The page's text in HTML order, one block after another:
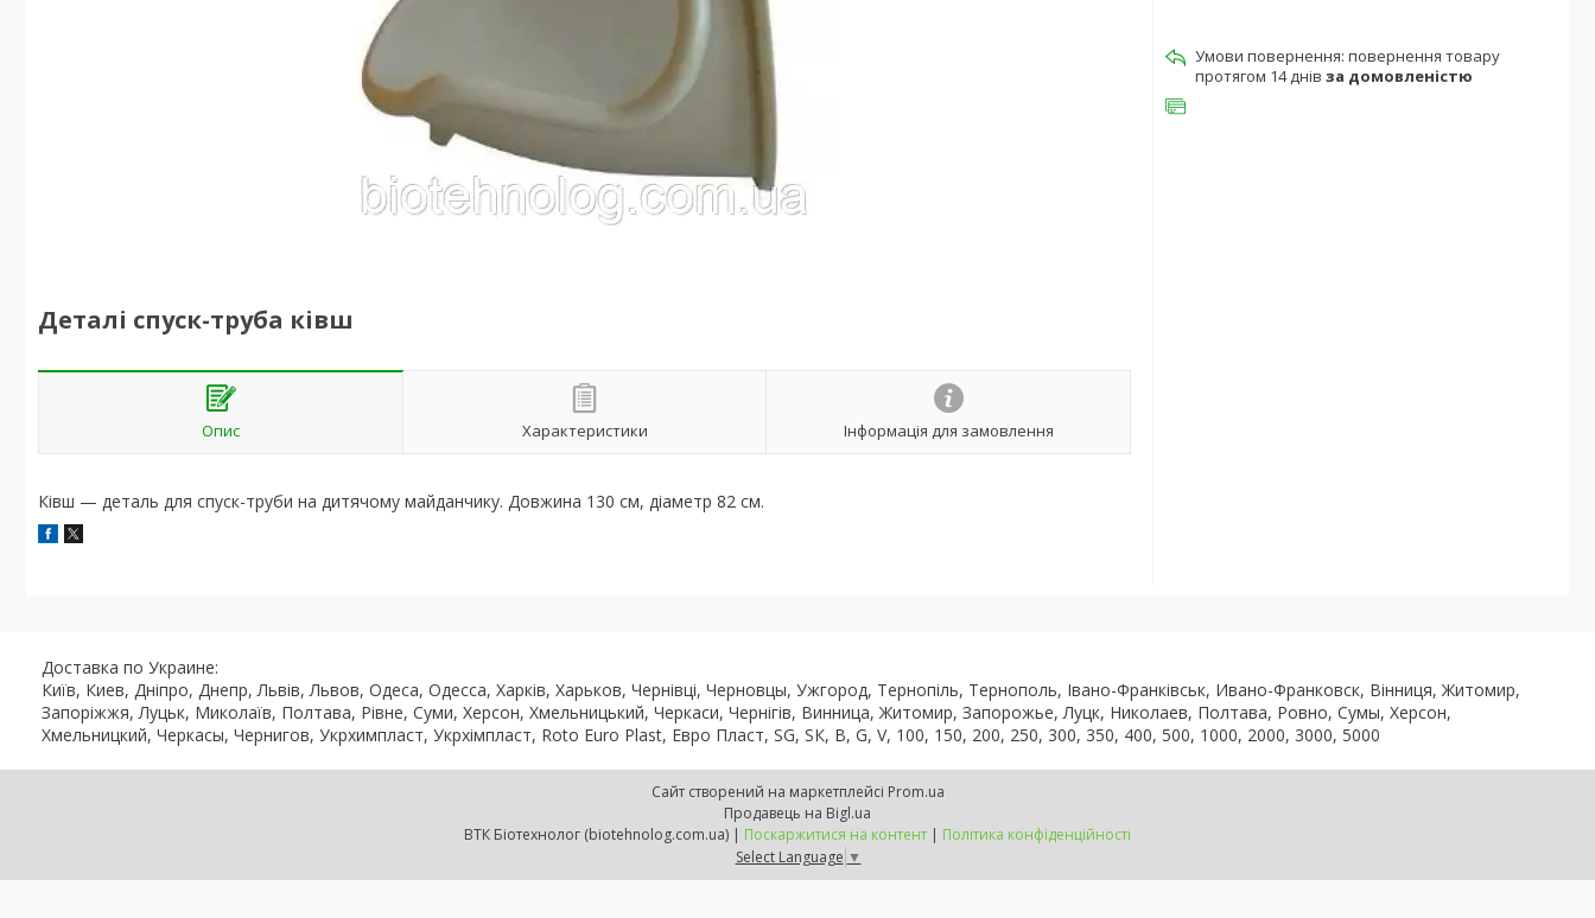
Деталі спуск-труба ківш
Опис Характеристики Інформація для замовлення
Ківш — деталь для спуск-труби на дитячому майданчику. Довжина 130 см, діаметр 82 см.
повернення товару
протягом 14 днів за домовленістю
Доставка по Украине:
Київ, Киев, Дніпро, Днепр, Львів, Львов, Одеса, Одесса, Харків, Харьков, Чернівці, Черновцы, Ужгород, Тернопіль, Тернополь, Івано-Франківськ, Ивано-Франковск, Вінниця, Житомир,
Запоріжжя, Луцьк, Миколаїв, Полтава, Рівне, Суми, Херсон, Хмельницький, Черкаси, Чернігів, Винница, Житомир, Запорожье, Луцк, Николаев, Полтава, Ровно, Сумы, Херсон,
Хмельницкий, Черкасы, Чернигов, Укрхимпласт, Укрхімпласт, Roto Euro Plast, Евро Пласт, SG, SК, В, G, V, 100, 150, 200, 250, 300, 350, 400, 500, 1000, 2000, 3000, 5000
Сайт створений на маркетплейсі Prom.ua
Продавець на Bigl.ua
ВТК Біотехнолог (biotehnolog.com.ua) | Поскаржитися на контент | Політика конфіденційності
Select Language ▼